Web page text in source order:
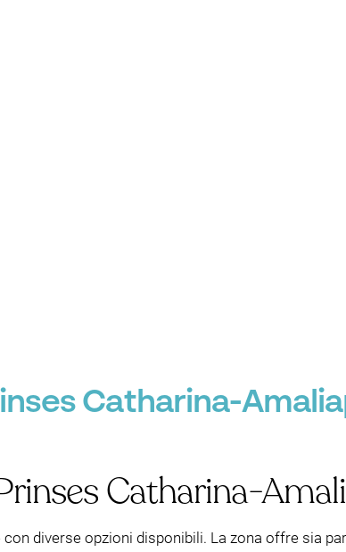
Catharina-
Catharina-
diverse opzioni disponibili. La zona offre sia